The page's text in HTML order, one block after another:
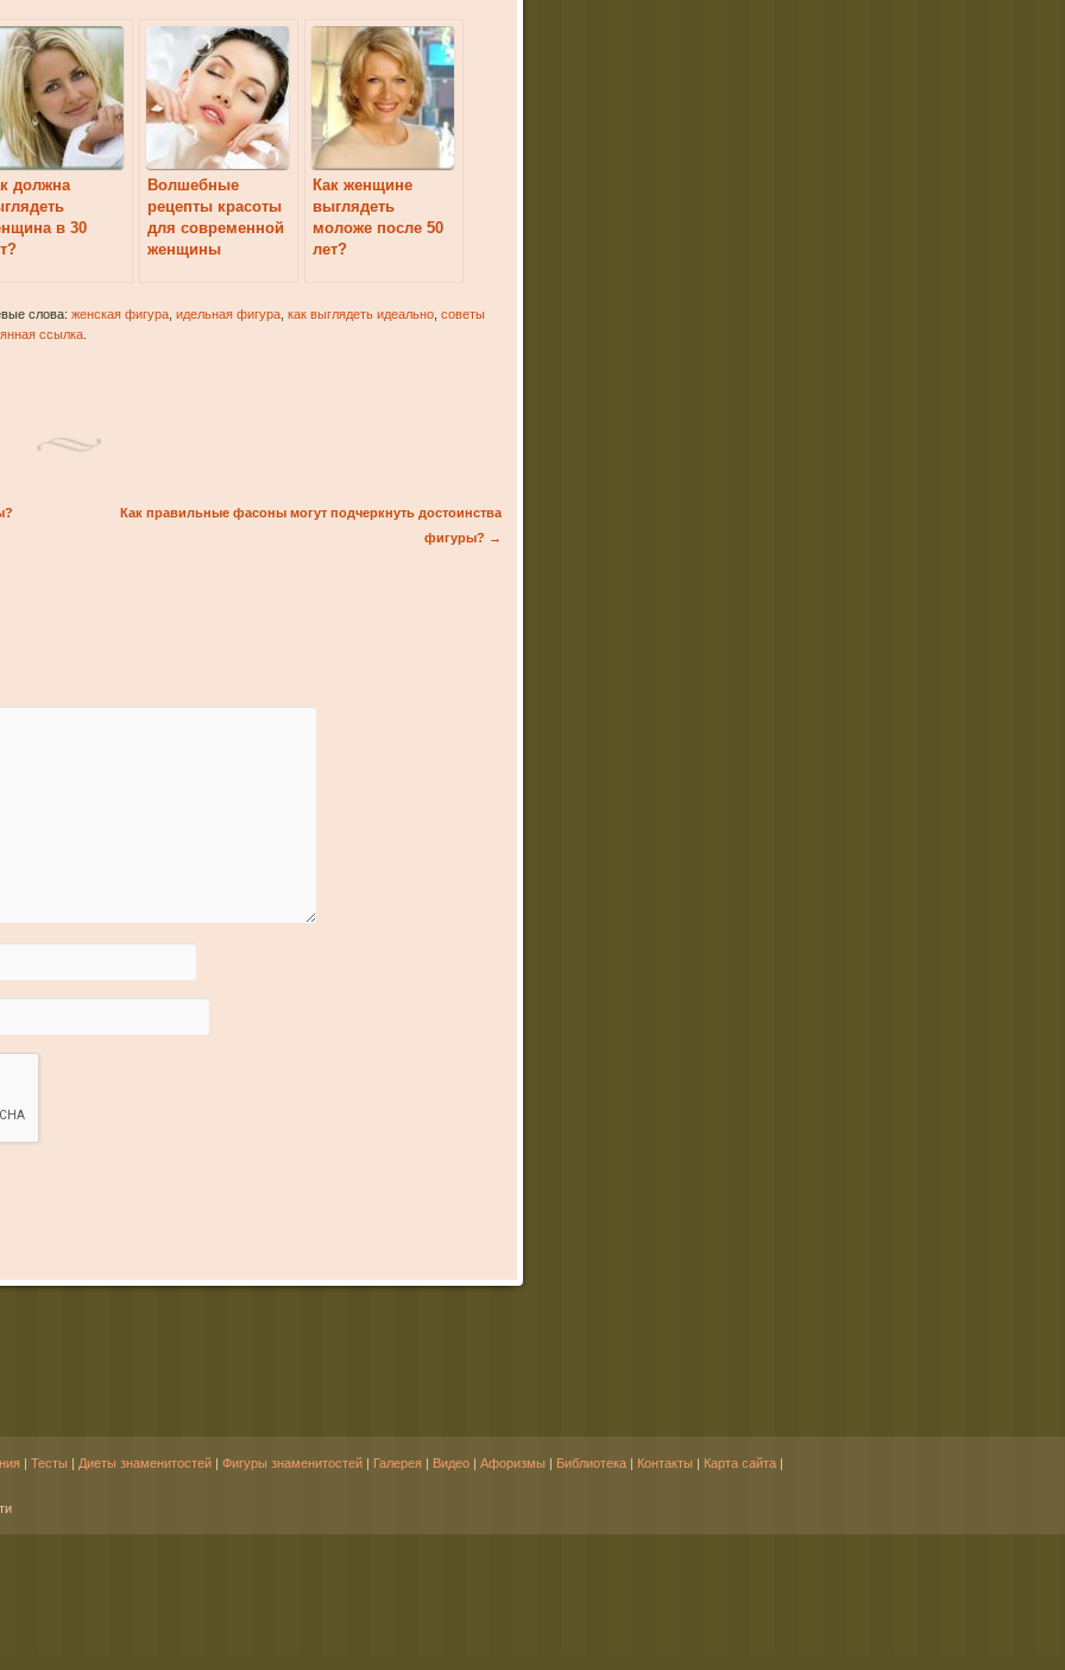
должна
в 30
Волшебные
рецепты красоты
для современной
женщины
Как женщине
выглядеть
моложе после 50
лет?
слова: женская фигура, идельная фигура, как выглядеть идеально, советы
ссылка.
Как правильные фасоны могут подчеркнуть достоинства
фигуры? →
| Тесты | Диеты знаменитостей | Фигуры знаменитостей | Галерея | Видео | Афоризмы | Библиотека | Контакты | Карта сайта |